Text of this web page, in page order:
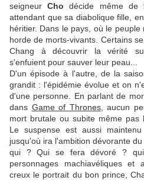
seigneur Cho décide même de
attendant que sa diabolique fille,
héritier. Dans le pays, où le
horde de morts-vivants. Certains
Chang à découvrir la vérité
s'enfuient pour sauver leur peau...
D'un épisode à l'autre, de la
grandit : l'épidémie évolue et on
d'une personne. En parlant de
dans Game of Thrones, aucun
mort brutale ou subite même pas
Le suspense est aussi
jusqu'où ira l'ambition dévorante
qui ? Qui se fera dévoré ?
personnages machiavéliques et
creux le portrait du bon prince,